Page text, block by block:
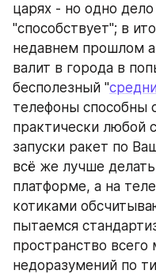
царях - но одно
"способствует"; в
недавнем прошлом
валит в города в
бесполезный "
телефоны способны
практически любой
запуски ракет по
всё же лучше
платформе, а на
котиками
пытаемся
пространство
недоразумений по